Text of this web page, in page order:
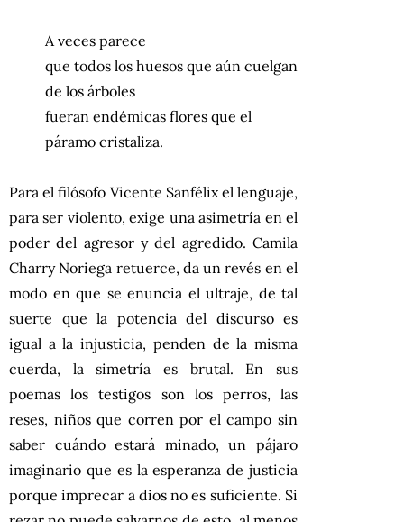
A veces parece
que todos los huesos que aún cuelgan
de los árboles
fueran endémicas flores que el
páramo cristaliza.
Para el filósofo Vicente Sanfélix el lenguaje,
para ser violento, exige una asimetría en el
poder del agresor y del agredido. Camila
Charry Noriega retuerce, da un revés en el
modo en que se enuncia el ultraje, de tal
suerte que la potencia del discurso es
igual a la injusticia, penden de la misma
cuerda, la simetría es brutal. En sus
poemas los testigos son los perros, las
reses, niños que corren por el campo sin
saber cuándo estará minado, un pájaro
imaginario que es la esperanza de justicia
porque imprecar a dios no es suficiente. Si